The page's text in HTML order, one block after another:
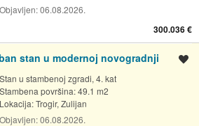
Objavljen:06.08.2026.
300.036 €
stan u modernoj novogradnji
Stan u stambenoj zgradi, 4. kat
Stambena površina: 49.1 m2
Lokacija:Trogir, Zulijan
Objavljen:06.08.2026.